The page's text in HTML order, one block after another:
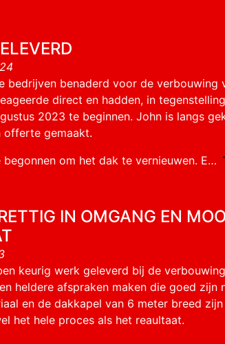
bedrijven benaderd voor de verbouwing
direct en hadden, in
2023 te beginnen. John is langs
offerte gemaakt.
om het dak te vernieuwen. E
IN OMGANG EN
keurig werk geleverd bij de
heldere afspraken maken die goed zijn
en de dakkapel van 6 meter breed
het hele proces als het reaultaat.